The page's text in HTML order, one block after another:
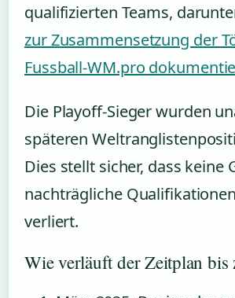
qualifizierten Teams,
zur Zusammensetzung der
Fussball-WM.pro
Die Playoff-Sieger wurden
späteren
Dies stellt sicher, dass keine
nachträgliche
verliert.
Wie verläuft der Zeitplan bis